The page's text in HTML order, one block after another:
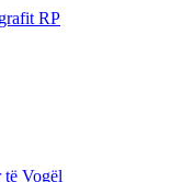
RP
të Vogël